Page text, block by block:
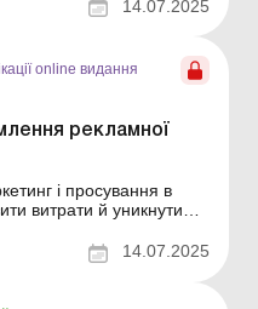
і послуг потребує
14.07.2025
online видання
рекламної
і просування в
витрати й уникнути
потенційного
покупку. Тобто
14.07.2025